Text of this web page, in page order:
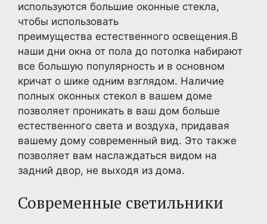
используются большие оконные стекла,
чтобы использовать
преимущества естественного освещения.В
наши дни окна от пола до потолка набирают
все большую популярность и в основном
кричат о шике одним взглядом. Наличие
полных оконных стекол в вашем доме
позволяет проникать в ваш дом больше
естественного света и воздуха, придавая
вашему дому современный вид. Это также
позволяет вам наслаждаться видом на
задний двор, не выходя из дома.
Современные светильники